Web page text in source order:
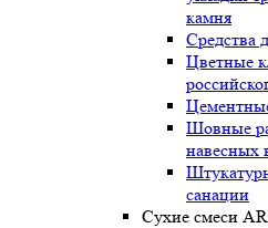
камня
Средства
Цветные
Шовные
навесных
санации
Сухие смеси